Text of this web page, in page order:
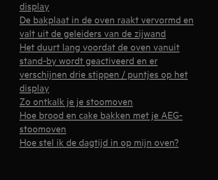
display
De bakplaat in de oven raakt vervormd en
valt uit de geleiders van de zijwand
Het duurt lang voordat de oven vanuit
stand-by wordt geactiveerd en er
verschijnen drie stippen / puntjes op het
display
Zo ontkalk je je stoomoven
Hoe brood en cake bakken met je AEG-
stoomoven
Hoe stel ik de dagtijd in op mijn oven?